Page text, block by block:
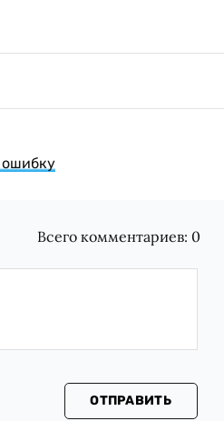
ошибку
Всего комментариев: 0
ОТПРАВИТЬ